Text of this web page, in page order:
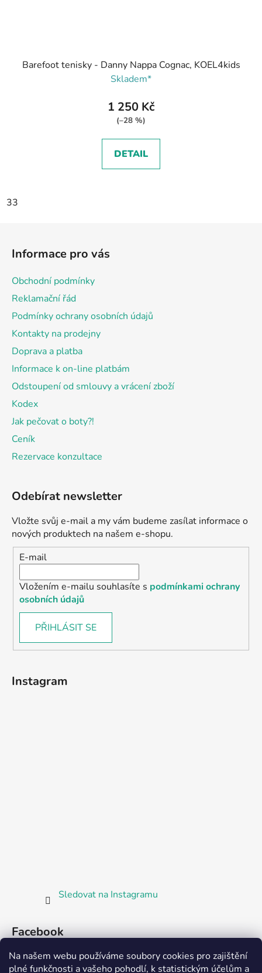
Na našem webu používáme soubory cookies pro zajištění
plné funkčnosti a vašeho pohodlí, k statistickým účelům a
Barefoot tenisky - Danny Nappa Cognac, KOEL4kids
Skladem*
1 250 Kč
(–28 %)
DETAIL
33
Informace pro vás
Obchodní podmínky
Reklamační řád
Podmínky ochrany osobních údajů
Kontakty na prodejny
Doprava a platba
Informace k on-line platbám
Odstoupení od smlouvy a vrácení zboží
Kodex
Jak pečovat o boty?!
Ceník
Rezervace konzultace
Odebírat newsletter
Vložte svůj e-mail a my vám budeme zasílat informace o
nových produktech na našem e-shopu.
E-mail
Vložením e-mailu souhlasíte s podmínkami ochrany
osobních údajů
PŘIHLÁSIT SE
Instagram
Sledovat na Instagramu
Facebook